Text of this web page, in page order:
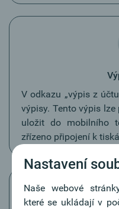
V odkazu „výpis z
výpisy. Tento výpis
uložit do mobilního
zřízeno připojení k
Nastavení
Naše webové
které se ukládají v